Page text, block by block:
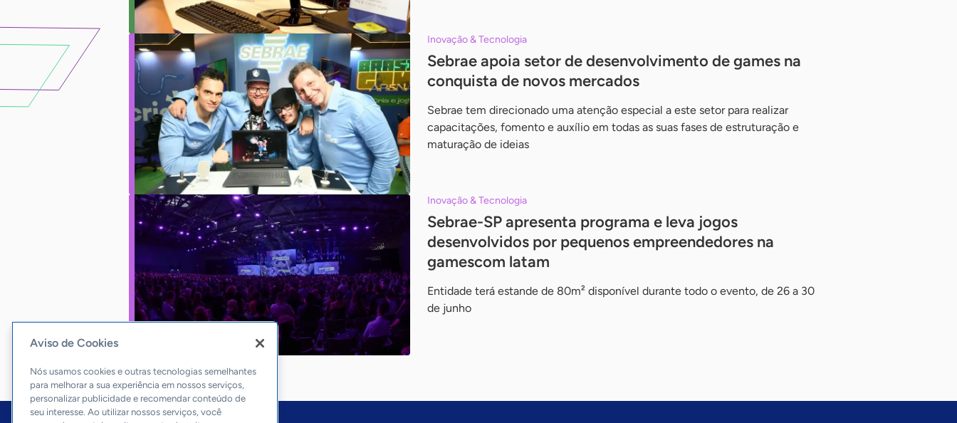
Inovação & Tecnologia
Sebrae apoia setor de desenvolvimento de games na
conquista de novos mercados
Sebrae tem direcionado uma atenção especial a este setor para realizar
capacitações, fomento e auxílio em todas as suas fases de estruturação e
maturação de ideias
Inovação & Tecnologia
Sebrae-SP apresenta programa e leva jogos
desenvolvidos por pequenos empreendedores na
gamescom latam
Entidade terá estande de 80m² disponível durante todo o evento, de 26 a 30
de junho
Aviso de Cookies
Nós usamos cookies e outras tecnologias semelhantes
para melhorar a sua experiência em nossos serviços,
personalizar publicidade e recomendar conteúdo de
seu interesse. Ao utilizar nossos serviços, você